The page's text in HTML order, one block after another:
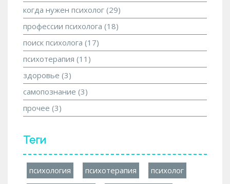
когда нужен психолог (29)
профессии психолога (18)
поиск психолога (17)
психотерапия (11)
здоровье (3)
самопознание (3)
прочее (3)
Теги
психология психотерапия психолог